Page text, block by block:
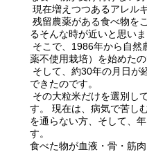
現在増えつつあるアレルギ
残留農薬がある食べ物を
るそんな時が近いと思いま
そこで、1986年から自然
薬不使用栽培）を始めたの
そして、約30年の月日が
できたのです。
その大粒米だけを選別し
す。 現在は、病気で苦し
を通らない方、そして、
す。
食べた物が血液・骨・筋